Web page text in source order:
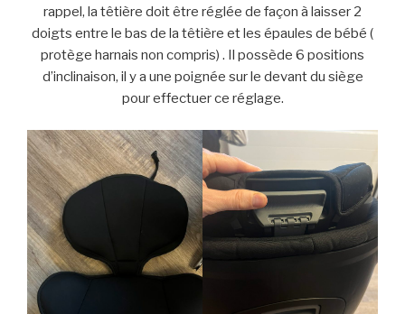
rappel, la têtière doit être réglée de façon à laisser 2
doigts entre le bas de la têtière et les épaules de bébé (
protège harnais non compris) . Il possède 6 positions
d’inclinaison, il y a une poignée sur le devant du siège
pour effectuer ce réglage.